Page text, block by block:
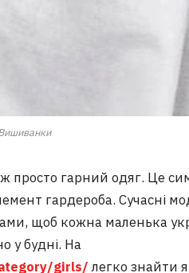
гарний одяг. Це
гардероба. Сучасні
щоб кожна маленька
у будні. На
girls/легко знайти